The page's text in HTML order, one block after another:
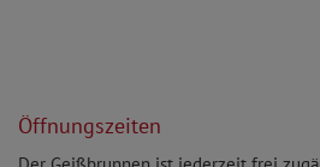
Öffnungszeiten